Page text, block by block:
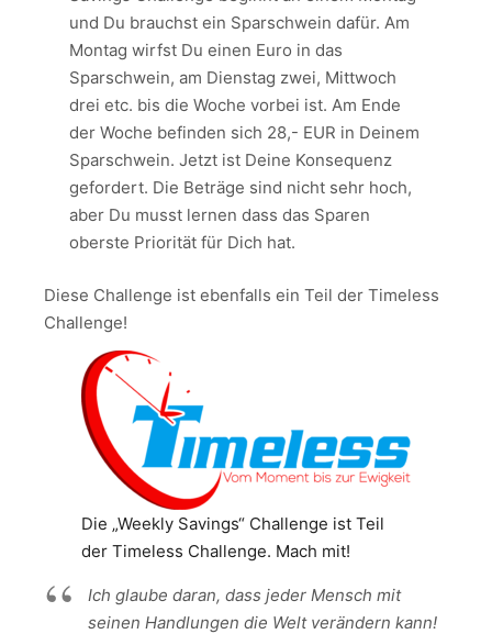
und Du brauchst ein Sparschwein dafür. Am
Montag wirfst Du einen Euro in das
Sparschwein, am Dienstag zwei, Mittwoch
drei etc. bis die Woche vorbei ist. Am Ende
der Woche befinden sich 28,- EUR in Deinem
Sparschwein. Jetzt ist Deine Konsequenz
gefordert. Die Beträge sind nicht sehr hoch,
aber Du musst lernen dass das Sparen
oberste Priorität für Dich hat.
Diese Challenge ist ebenfalls ein Teil der Timeless
Challenge!
Die „Weekly Savings“ Challenge ist Teil
der Timeless Challenge. Mach mit!
Ich glaube daran, dass jeder Mensch mit
seinen Handlungen die Welt verändern kann!